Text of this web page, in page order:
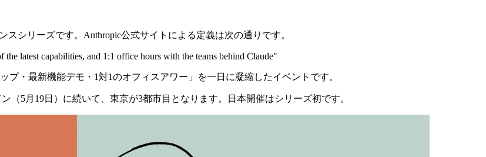
シリーズです。Anthropic公式サイトによる定義は次の通りです。
latest capabilities, and 1:1 office hours with the teams behind Claude"
・最新機能デモ・1対1のオフィスアワー」を一日に凝縮したイベントです。
（5月19日）に続いて、東京が3都市目となります。日本開催はシリーズ初です。